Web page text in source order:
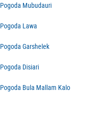
Pogoda Mubudauri
Pogoda Lawa
Pogoda Garshelek
Pogoda Disiari
Pogoda Bula Mallam Kalo